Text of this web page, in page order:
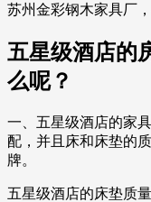
苏州金彩钢木家具厂
五星级酒店的
么呢？
一、五星级酒店的家
配，并且床和床垫的
牌。
五星级酒店的床垫质